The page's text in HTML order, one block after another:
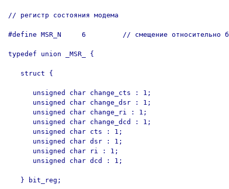
// регистр состояния модема
#define MSR_N     6         // смещение относительно
typedef union _MSR_ {
   struct {
      unsigned char change_cts : 1;
      unsigned char change_dsr : 1;
      unsigned char change_ri : 1;
      unsigned char change_dcd : 1;
      unsigned char cts : 1;
      unsigned char dsr : 1;
      unsigned char ri : 1;
      unsigned char dcd : 1;
   } bit_reg;